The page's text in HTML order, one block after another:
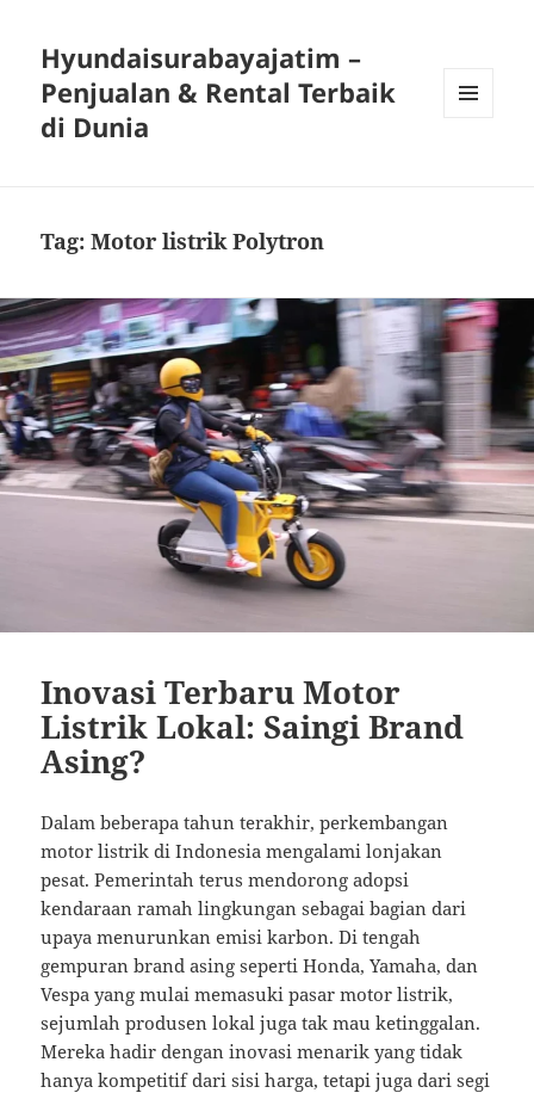
Hyundaisurabayajatim –
Penjualan & Rental Terbaik
di Dunia
Tag:Motor listrik Polytron
Inovasi Terbaru Motor
Listrik Lokal: Saingi Brand
Asing?
Dalam beberapa tahun terakhir, perkembangan
motor listrik di Indonesia mengalami lonjakan
pesat. Pemerintah terus mendorong adopsi
kendaraan ramah lingkungan sebagai bagian dari
upaya menurunkan emisi karbon. Di tengah
gempuran brand asing seperti Honda, Yamaha, dan
Vespa yang mulai memasuki pasar motor listrik,
sejumlah produsen lokal juga tak mau ketinggalan.
Mereka hadir dengan inovasi menarik yang tidak
hanya kompetitif dari sisi harga, tetapi juga dari segi